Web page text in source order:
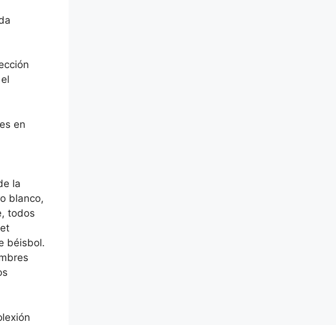
en
la
blanco,
todos
béisbol.